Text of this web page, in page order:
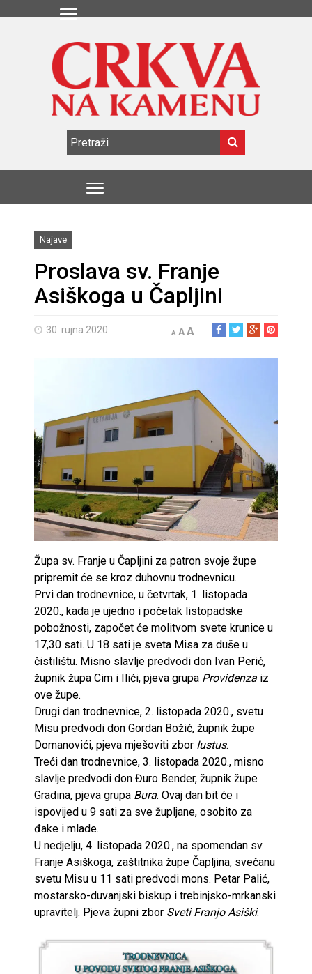
Najave
Proslava sv. Franje
Asiškoga u Čapljini
30. rujna 2020. A AA
Župa sv. Franje u Čapljini za patron svoje župe
pripremit će se kroz duhovnu trodnevnicu.
Prvi dan trodnevnice, u četvrtak, 1. listopada
2020., kada je ujedno i početak listopadske
pobožnosti, započet će molitvom svete krunice u
17,30 sati. U 18 sati je sveta Misa za duše u
čistilištu. Misno slavlje predvodi don Ivan Perić,
župnik župa Cim i Ilići, pjeva grupa Providenza iz
ove župe.
Drugi dan trodnevnice, 2. listopada 2020., svetu
Misu predvodi don Gordan Božić, župnik župe
Domanovići, pjeva mješoviti zbor Iustus.
Treći dan trodnevnice, 3. listopada 2020., misno
slavlje predvodi don Đuro Bender, župnik župe
Gradina, pjeva grupa Bura. Ovaj dan bit će i
ispovijed u 9 sati za sve župljane, osobito za
đake i mlade.
U nedjelju, 4. listopada 2020., na spomendan sv.
Franje Asiškoga, zaštitnika župe Čapljina, svečanu
svetu Misu u 11 sati predvodi mons. Petar Palić,
mostarsko-duvanjski biskup i trebinjsko-mrkanski
upravitelj. Pjeva župni zbor Sveti Franjo Asiški.